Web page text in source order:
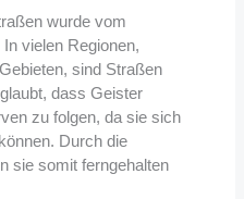
wurde vom
vielen Regionen,
sind Straßen
dass Geister
zu folgen, da sie sich
Durch die
sie somit ferngehalten